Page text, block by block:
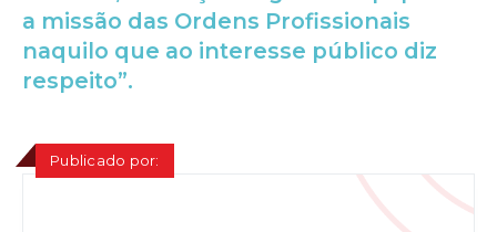
a missão das Ordens Profissionais
naquilo que ao interesse público diz
respeito”.
Publicado por: